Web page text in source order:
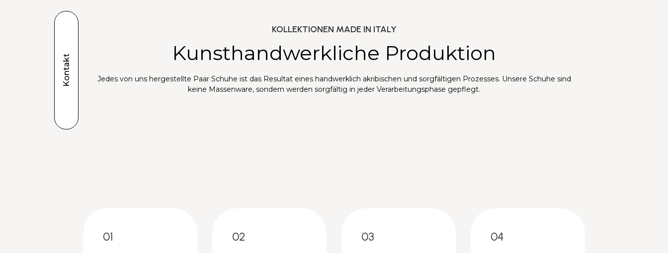
Kontakt
KOLLEKTIONEN MADE IN ITALY
Kunsthandwerkliche Produktion
Jedes von uns hergestellte Paar Schuhe ist das Resultat eines handwerklich akribischen und sorgfältigen Prozesses. Unsere Schuhe sind
keine Massenware, sondern werden sorgfältig in jeder Verarbeitungsphase gepflegt.
01 02 03 04